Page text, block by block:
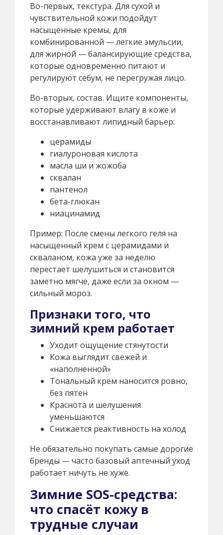
Во-первых, текстура. Для сухой и
чувствительной кожи подойдут
насыщенные кремы, для
комбинированной — легкие эмульсии,
для жирной — балансирующие средства,
которые одновременно питают и
регулируют себум, не перегружая лицо.
Во-вторых, состав. Ищите компоненты,
которые удерживают влагу в коже и
восстанавливают липидный барьер:
церамиды
гиалуроновая кислота
масла ши и жожоба
сквалан
пантенол
бета-глюкан
ниацинамид
Пример: После смены легкого геля на
насыщенный крем с церамидами и
скваланом, кожа уже за неделю
перестает шелушиться и становится
заметно мягче, даже если за окном —
сильный мороз.
Признаки того, что
зимний крем работает
Уходит ощущение стянутости
Кожа выглядит свежей и
«наполненной»
Тональный крем наносится ровно,
без пятен
Краснота и шелушения
уменьшаются
Снижается реактивность на холод
Не обязательно покупать самые дорогие
бренды — часто базовый аптечный уход
работает ничуть не хуже.
Зимние SOS-средства:
что спасёт кожу в
трудные случаи